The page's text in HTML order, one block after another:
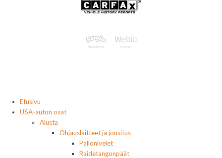
Etusivu
USA-auton osat
Alusta
Ohjauslaitteet ja jousitus
Pallonivelet
Raidetangonpäät